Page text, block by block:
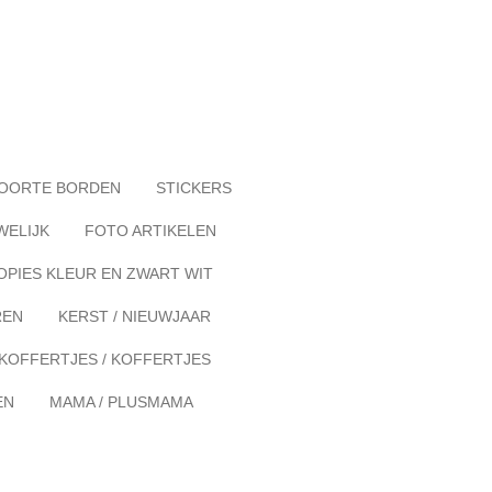
BORDEN STICKERS
FOTO ARTIKELEN
KLEUR EN ZWART WIT
KERST / NIEUWJAAR
/ KOFFERTJES
MAMA / PLUSMAMA